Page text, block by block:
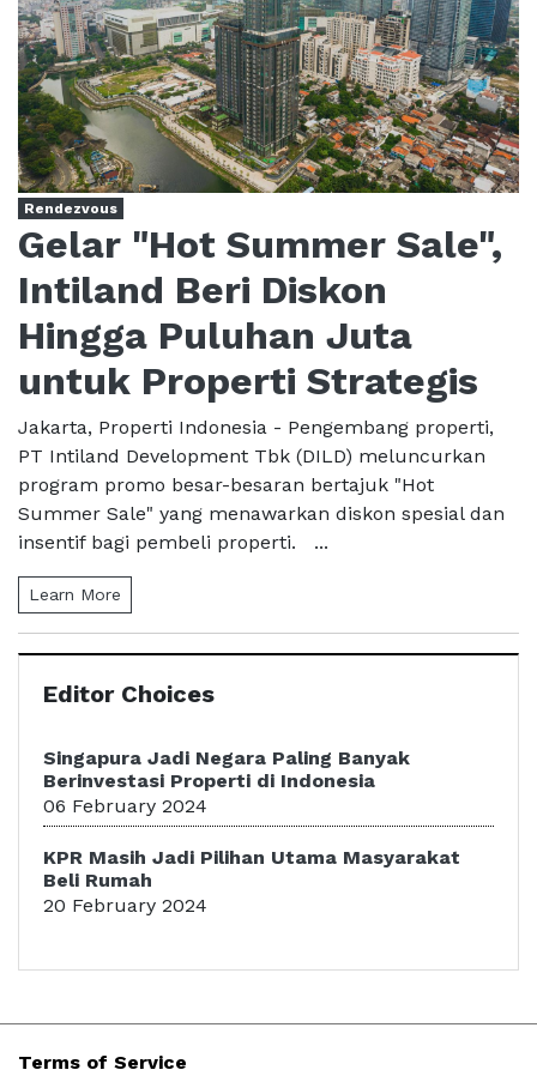
Rendezvous
Gelar "Hot Summer Sale",
Intiland Beri Diskon
Hingga Puluhan Juta
untuk Properti Strategis
Jakarta, Properti Indonesia - Pengembang properti,
PT Intiland Development Tbk (DILD) meluncurkan
program promo besar-besaran bertajuk "Hot
Summer Sale" yang menawarkan diskon spesial dan
insentif bagi pembeli properti. ...
Learn More
Editor Choices
Singapura Jadi Negara Paling Banyak
Berinvestasi Properti di Indonesia
06 February 2024
KPR Masih Jadi Pilihan Utama Masyarakat
Beli Rumah
20 February 2024
Terms of Service